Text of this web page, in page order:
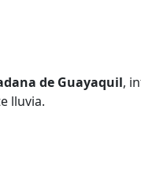
de Guayaquil,
lluvia.